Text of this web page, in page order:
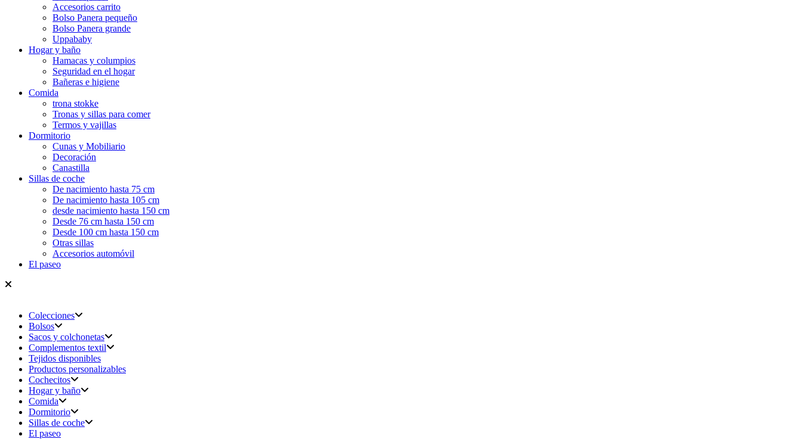
Accesorios carrito
Bolso Panera pequeño
Bolso Panera grande
Uppababy
Hogar y baño
Hamacas y columpios
Seguridad en el hogar
Bañeras e higiene
Comida
trona stokke
Tronas y sillas para comer
Termos y vajillas
Dormitorio
Cunas y Mobiliario
Decoración
Canastilla
Sillas de coche
De nacimiento hasta 75 cm
De nacimiento hasta 105 cm
desde nacimiento hasta 150 cm
Desde 76 cm hasta 150 cm
Desde 100 cm hasta 150 cm
Otras sillas
Accesorios automóvil
El paseo
Colecciones
Bolsos
Sacos y colchonetas
Complementos textil
Tejidos disponibles
Productos personalizables
Cochecitos
Hogar y baño
Comida
Dormitorio
Sillas de coche
El paseo